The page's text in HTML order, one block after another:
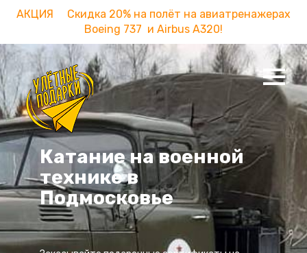
АКЦИЯ Скидка 20% на полёт на авиатренажерах
Boeing 737 и Airbus A320!
Катание на военной
технике в
Подмосковье